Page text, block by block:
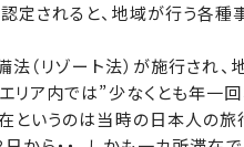
されると、地域が行う各種
（リゾート法）が施行され
リア内では”少なくとも年一
というのは当時の日本人の